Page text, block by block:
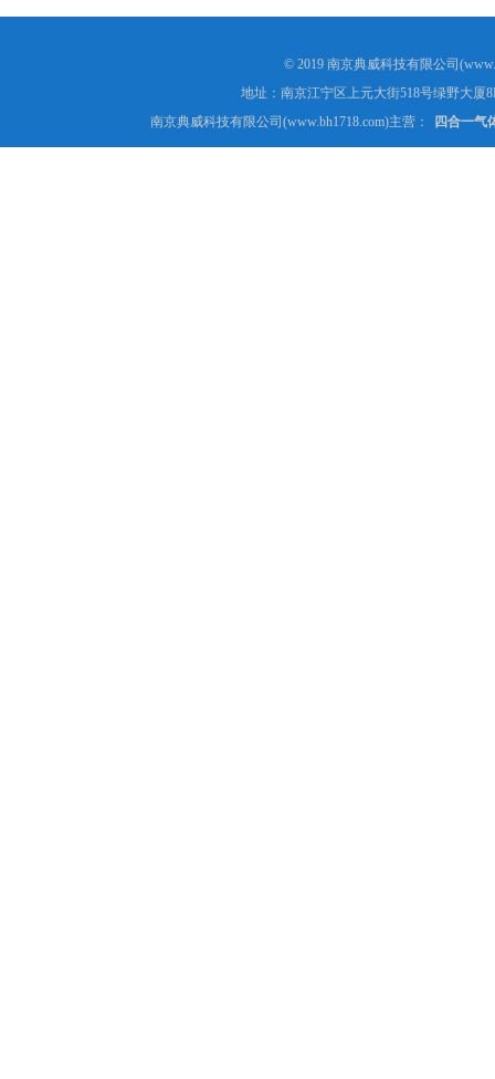
© 2019 南京典威科技有限公司
地址：南京江宁区上元大街518号绿野大厦
南京典威科技有限公司(www.bh1718.com)主营：
四合一气